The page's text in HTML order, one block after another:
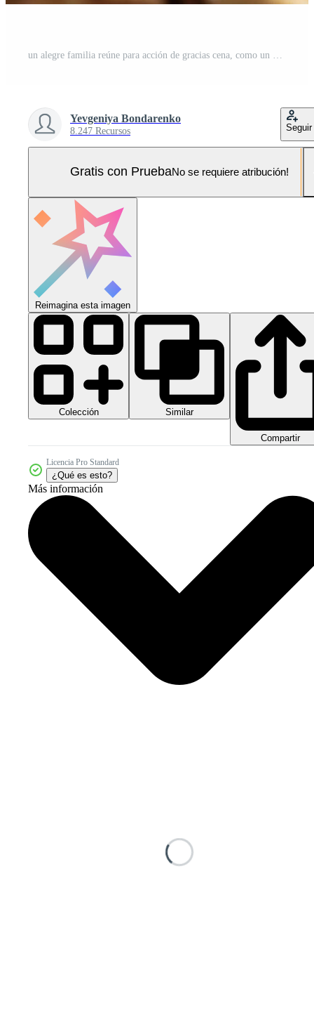
Yevgeniya Bondarenko
8.247 Recursos Seguir
Gratis con PruebaNo se requiere atribución!
Reimagina esta imagen
Colección Similar
Compartir
Licencia Pro Standard
¿Qué es esto?
Más información